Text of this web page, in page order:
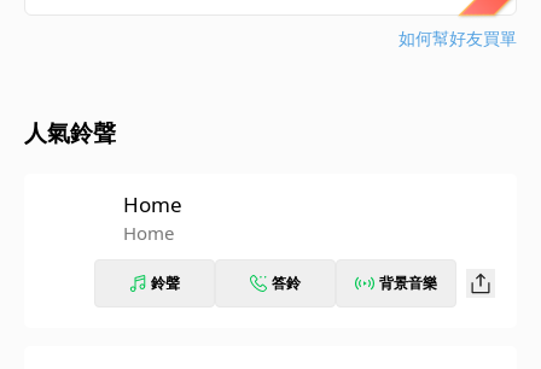
如何幫好友買單
人氣鈴聲
Home
Home
鈴聲 答鈴 背景音樂